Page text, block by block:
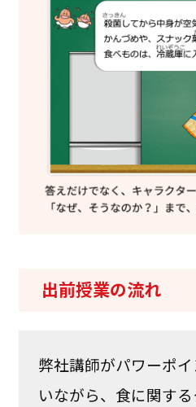
出前授業の流れ
弊社講師がパワーポ
いながら、食に関す